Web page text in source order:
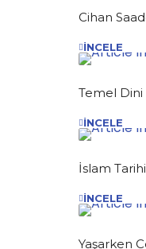
Cihan
İNCELE
Temel
İNCELE
İslam
İNCELE
Yaşarken